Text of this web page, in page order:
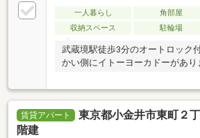
一人暮らし 角部屋
収納スペース
駐輪場
武蔵境駅徒歩3分のオートロック
かい側にイトーヨーカドーがあり
賃貸アパート
東京都小金井市東町２
階建